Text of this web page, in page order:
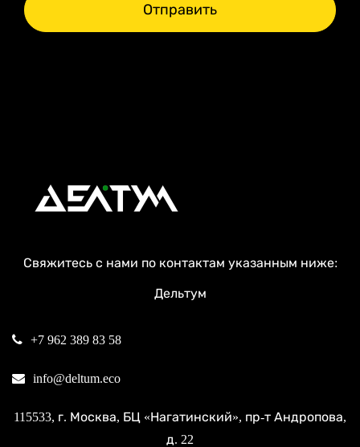
Отправить
Свяжитесь с нами по контактам указанным ниже:
Дельтум
+7 962 389 83 58
info@deltum.eco
115533, г. Москва, БЦ «Нагатинский», пр-т Андропова,
д. 22